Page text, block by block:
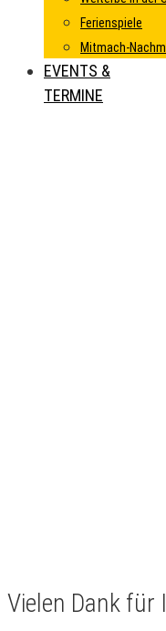
Ferienspiele
Mitmach-
EVENTS &
TERMINE
Vielen Dank für